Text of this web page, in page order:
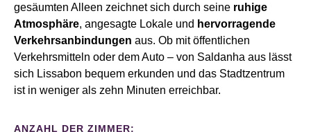
gesäumten Alleen zeichnet sich durch seine ruhige
Atmosphäre, angesagte Lokale und hervorragende
Verkehrsanbindungen aus. Ob mit öffentlichen
Verkehrsmitteln oder dem Auto – von Saldanha aus lässt
sich Lissabon bequem erkunden und das Stadtzentrum
ist in weniger als zehn Minuten erreichbar.
ANZAHL DER ZIMMER: